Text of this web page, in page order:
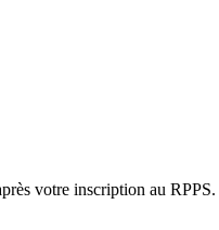
votre inscription au